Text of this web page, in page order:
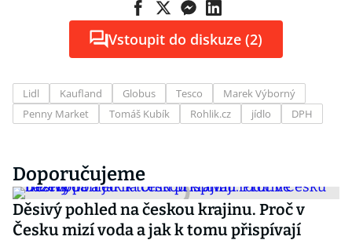
Vstoupit do diskuze (2)
Lidl Kaufland Globus Tesco
Marek Výborný
Penny Market
Tomáš Kubík Rohlik.cz jídlo DPH
Doporučujeme
Děsivý pohled na českou krajinu. Proč v
Česku mizí voda a jak k tomu přispívají